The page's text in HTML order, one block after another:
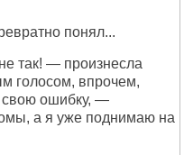
понял...
так! — произнесла
голосом, впрочем,
свою ошибку, —
а я уже поднимаю на